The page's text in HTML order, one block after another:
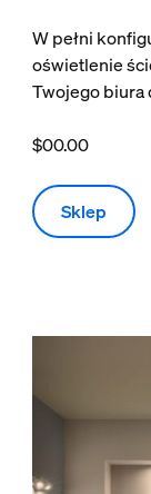
W pełni
oświetlenie
Twojego biura
$00.00
Sklep